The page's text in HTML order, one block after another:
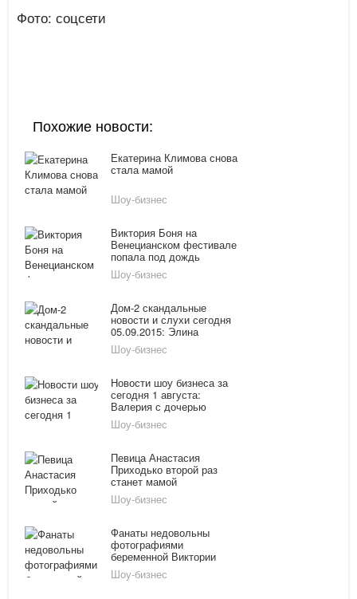
Фото: соцсети
Похожие новости:
Екатерина Климова снова
стала мамой
Шоу-бизнес
Виктория Боня на
Венецианском фестивале
попала под дождь
Шоу-бизнес
Дом-2 скандальные
новости и слухи сегодня
05.09.2015: Элина
Камирен поправилась на
24 кг, Виктория Романец
Шоу-бизнес
Новости шоу бизнеса за
сегодня 1 августа:
Валерия с дочерью
демонстрируют отличные
фигуры, а Виктория
беременности
Шоу-бизнес
Певица Анастасия
Приходько второй раз
станет мамой
Шоу-бизнес
Фанаты недовольны
фотографиями
беременной Виктории
Дайнеко
Шоу-бизнес